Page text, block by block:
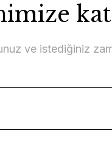
ve istediğiniz